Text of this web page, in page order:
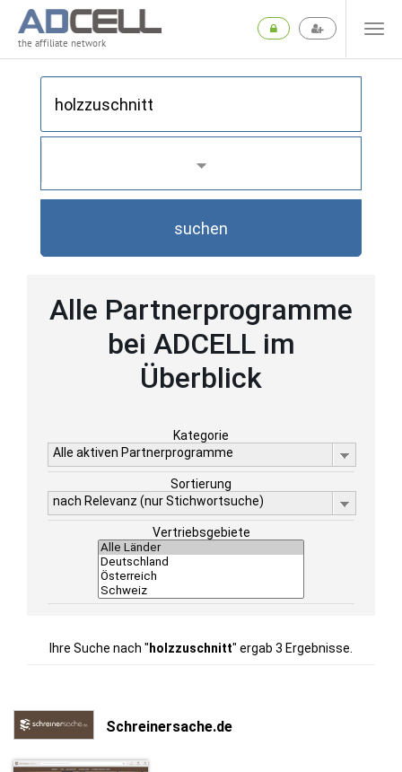
the affiliate network
suchen
Alle Partnerprogramme
bei ADCELL im
Überblick
Kategorie
Alle aktiven Partnerprogramme
Sortierung
nach Relevanz (nur Stichwortsuche)
Vertriebsgebiete
Ihre Suche nach " holzzuschnitt" ergab 3 Ergebnisse.
Schreinersache.de